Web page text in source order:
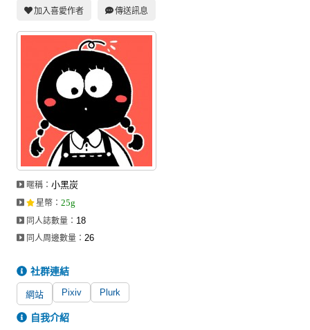
攤位轉讓區
會員功能選單
會員中心
註冊會員
登入
加入喜愛作者 傳送訊息
暱稱：小黑炭
星幣 ：25g
同人誌數量： 18
同人周邊數量：26
社群連結
網站 Pixiv Plurk
自我介紹